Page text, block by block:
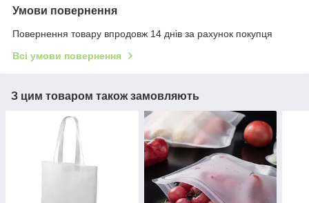
Умови повернення
Повернення товару впродовж 14 днів за рахунок покупця
Всі умови повернення
З цим товаром також замовляють